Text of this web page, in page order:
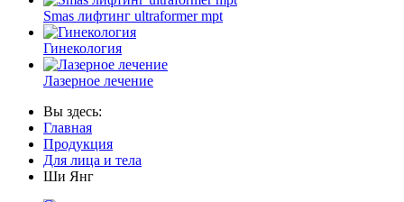
Smas лифтинг ultraformer mpt
Гинекология
Лазерное лечение
Вы здесь:
Главная
Продукция
Для лица и тела
Ши Янг